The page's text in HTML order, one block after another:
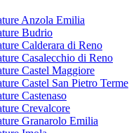
Anzola Emilia
Budrio
Calderara di Reno
Casalecchio di Reno
Castel Maggiore
Castel San Pietro Terme
Castenaso
Crevalcore
Granarolo Emilia